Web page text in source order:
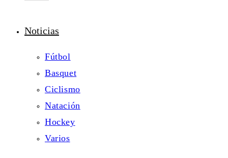
Noticias
Fútbol
Basquet
Ciclismo
Natación
Hockey
Varios